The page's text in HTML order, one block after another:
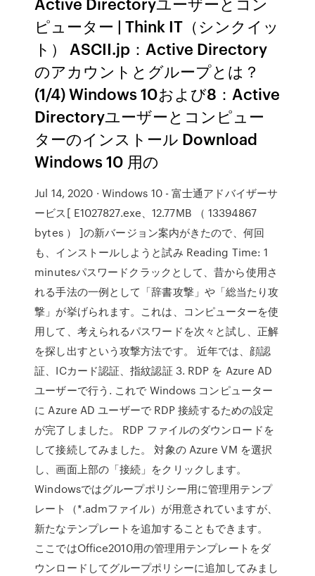
ピューター | Think IT（シンクイッ
ト） ASCII.jp：Active Directory
のアカウントとグループとは？
(1/4) Windows 10および8：Active
Directoryユーザーとコンピュー
ターのインストール Download
Windows 10 用の
Jul 14, 2020 · Windows 10 - 富士通アドバイザーサ
ービス[ E1027827.exe、12.77MB （ 13394867
bytes ） ]の新バージョン案内がきたので、何回
も、インストールしようと試み Reading Time: 1
minutesパスワードクラックとして、昔から使用さ
れる手法の一例として「辞書攻撃」や「総当たり攻
撃」が挙げられます。これは、コンピューターを使
用して、考えられるパスワードを次々と試し、正解
を探し出すという攻撃方法です。 近年では、顔認
証、ICカード認証、指紋認証 3. RDP を Azure AD
ユーザーで行う. これで Windows コンピューター
に Azure AD ユーザーで RDP 接続するための設定
が完了しました。 RDP ファイルのダウンロードを
して接続してみました。 対象の Azure VM を選択
し、画面上部の「接続」をクリックします。
Windowsではグループポリシー用に管理用テンプ
レート（*.admファイル）が用意されていますが、
新たなテンプレートを追加することもできます。
ここではOffice2010用の管理用テンプレートをダ
ウンロードしてグループポリシーに追加してみまし